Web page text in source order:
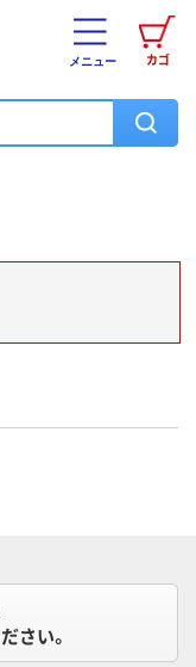
カゴ
メニュー
さい。